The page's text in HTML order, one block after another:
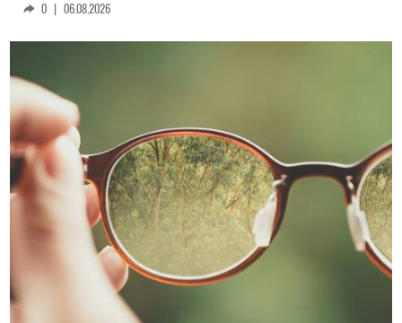
0 | 06.08.2026